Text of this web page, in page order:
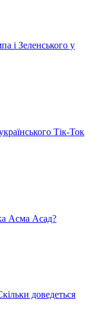
і Зеленського у
Тік-Ток
Асма Асад?
доведеться